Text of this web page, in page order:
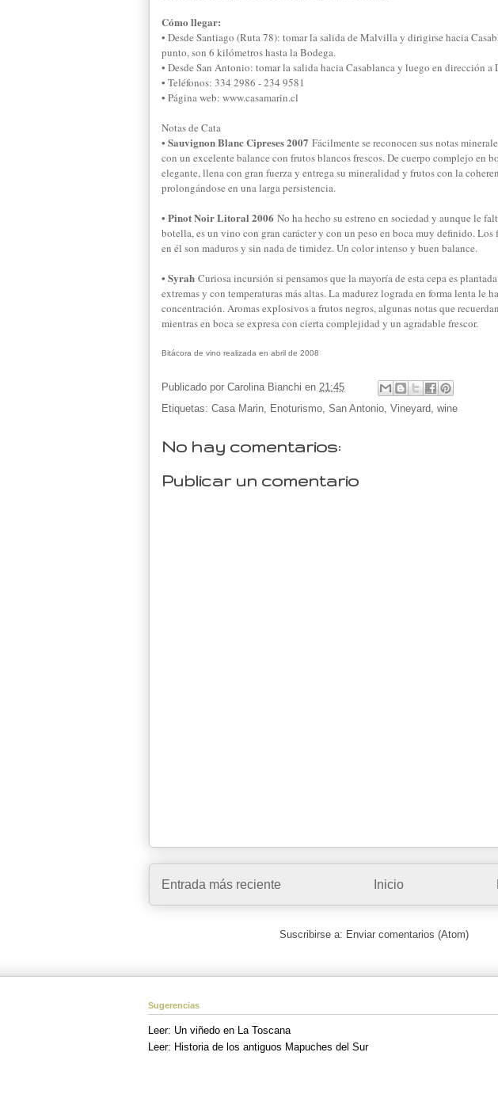
Cómo llegar:
• Desde Santiago (Ruta 78): tomar la salida de Malvilla y dirigirse hacia
punto, son 6 kilómetros hasta la Bodega.
• Desde San Antonio: tomar la salida hacia Casablanca y luego en dirección a
• Teléfonos: 334 2986 - 234 9581
• Página web: www.casamarin.cl
Notas de Cata
• Sauvignon Blanc Cipreses 2007 Fácilmente se reconocen sus notas
con un excelente balance con frutos blancos frescos. De cuerpo complejo en
elegante, llena con gran fuerza y entrega su mineralidad y frutos con la
prolongándose en una larga persistencia.
• Pinot Noir Litoral 2006 No ha hecho su estreno en sociedad y aunque le
botella, es un vino con gran carácter y con un peso en boca muy definido.
en él son maduros y sin nada de timidez. Un color intenso y buen balance.
• Syrah Curiosa incursión si pensamos que la mayoría de esta cepa es
extremas y con temperaturas más altas. La madurez lograda en forma lenta le
concentración. Aromas explosivos a frutos negros, algunas notas que
mientras en boca se expresa con cierta complejidad y un agradable frescor.
Bitácora de vino realizada en abril de 2008
Publicado por Carolina Bianchi en 21:45
Etiquetas: Casa Marin, Enoturismo, San Antonio, Vineyard, wine
No hay comentarios:
Publicar un comentario
Entrada más reciente Inicio
Suscribirse a: Enviar comentarios (Atom)
Sugerencias
Leer: Un viñedo en La Toscana
Leer: Historia de los antiguos Mapuches del Sur